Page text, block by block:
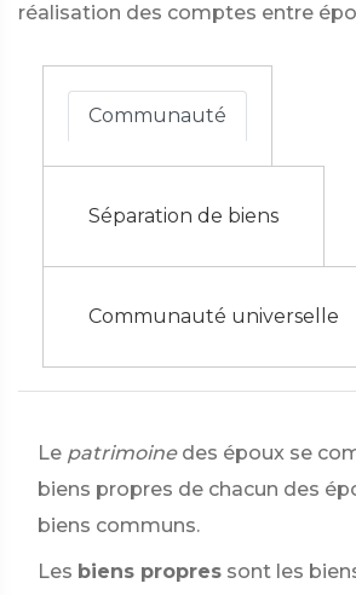
réalisation des comptes entre
Communauté
Séparation de biens
Communauté universelle
Le patrimoine des époux se
biens propres de chacun des
biens communs.
Les biens propres sont les